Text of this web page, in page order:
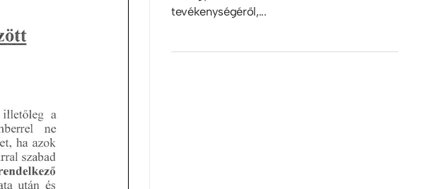
tevékenységéről,...